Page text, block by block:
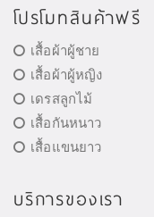
โปรโมทสินค้าฟรี
เสื้อผ้าผู้ชาย
เสื้อผ้าผู้หญิง
เดรสลูกไม้
เสื้อกันหนาว
เสื้อแขนยาว
บริการของเรา